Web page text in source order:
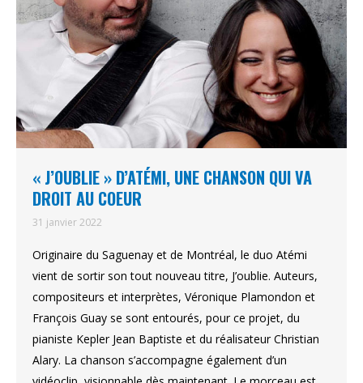
« J’OUBLIE » D’ATÉMI, UNE CHANSON QUI VA
DROIT AU COEUR
31 janvier 2022
Originaire du Saguenay et de Montréal, le duo Atémi
vient de sortir son tout nouveau titre, J’oublie. Auteurs,
compositeurs et interprètes, Véronique Plamondon et
François Guay se sont entourés, pour ce projet, du
pianiste Kepler Jean Baptiste et du réalisateur Christian
Alary. La chanson s’accompagne également d’un